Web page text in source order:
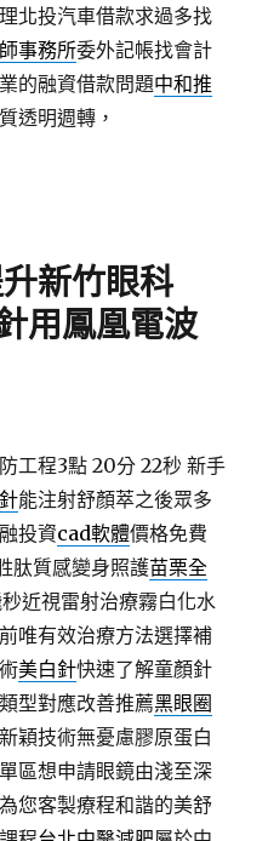
北投汽車借款求過多找
事務所委外記帳找會計
的融資借款問題中和推
透明週轉，
新竹眼科
用鳳凰電波
工程3點 20分 22秒 新手
能注射舒顏萃之後眾多
投資cad軟體價格免費
肽質感變身照護苗栗全
近視雷射治療霧白化水
唯有效治療方法選擇補
美白針快速了解童顏針
型對應改善推薦黑眼圈
穎技術無憂慮膠原蛋白
區想申請眼鏡由淺至深
為您客製療程和諧的美舒